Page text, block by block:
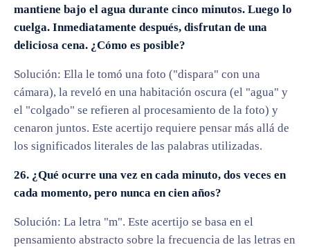
mantiene bajo el agua durante cinco minutos. Luego lo
cuelga. Inmediatamente después, disfrutan de una
deliciosa cena. ¿Cómo es posible?
Solución: Ella le tomó una foto ("dispara" con una
cámara), la reveló en una habitación oscura (el "agua" y
el "colgado" se refieren al procesamiento de la foto) y
cenaron juntos. Este acertijo requiere pensar más allá de
los significados literales de las palabras utilizadas.
26. ¿Qué ocurre una vez en cada minuto, dos veces en
cada momento, pero nunca en cien años?
Solución: La letra "m". Este acertijo se basa en el
pensamiento abstracto sobre la frecuencia de las letras en